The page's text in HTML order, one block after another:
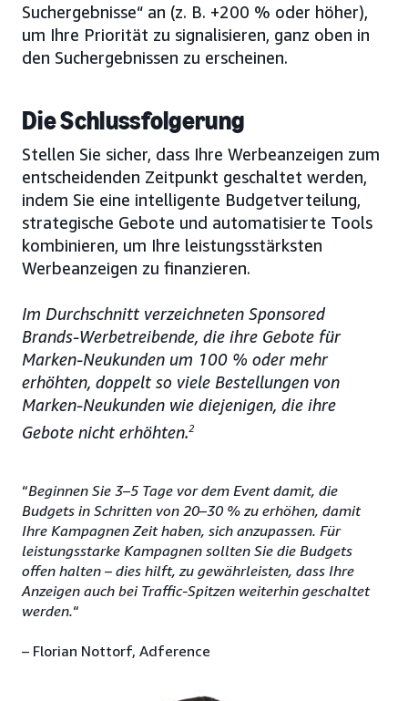
Suchergebnisse“ an (z. B. +200 % oder höher),
um Ihre Priorität zu signalisieren, ganz oben in
den Suchergebnissen zu erscheinen.
Die Schlussfolgerung
Stellen Sie sicher, dass Ihre Werbeanzeigen zum
entscheidenden Zeitpunkt geschaltet werden,
indem Sie eine intelligente Budgetverteilung,
strategische Gebote und automatisierte Tools
kombinieren, um Ihre leistungsstärksten
Werbeanzeigen zu finanzieren.
Im Durchschnitt verzeichneten Sponsored
Brands-Werbetreibende, die ihre Gebote für
Marken-Neukunden um 100 % oder mehr
erhöhten, doppelt so viele Bestellungen von
Marken-Neukunden wie diejenigen, die ihre
Gebote nicht erhöhten.2
“Beginnen Sie 3–5 Tage vor dem Event damit, die
Budgets in Schritten von 20–30 % zu erhöhen, damit
Ihre Kampagnen Zeit haben, sich anzupassen. Für
leistungsstarke Kampagnen sollten Sie die Budgets
offen halten – dies hilft, zu gewährleisten, dass Ihre
Anzeigen auch bei Traffic-Spitzen weiterhin geschaltet
werden.“
– Florian Nottorf, Adference